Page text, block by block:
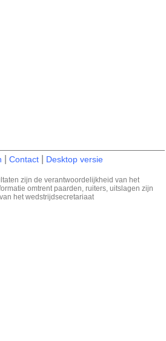
|Contact Desktop versie
zijn de verantwoordelijkheid van het
omtrent paarden, ruiters, uitslagen zijn
het wedstrijdsecretariaat